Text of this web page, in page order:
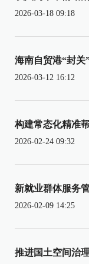
2026-03-18 09:18
海南自贸港“封关
2026-03-12 16:12
构建常态化精准
2026-02-24 09:32
新就业群体服务
2026-02-09 14:25
推进国土空间治